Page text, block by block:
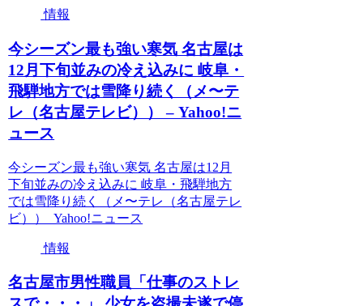
情報
今シーズン最も強い寒気 名古屋は
12月下旬並みの冷え込みに 岐阜・
飛騨地方では雪降り続く（メ〜テ
レ（名古屋テレビ）） – Yahoo!ニ
ュース
今シーズン最も強い寒気 名古屋は12月
下旬並みの冷え込みに 岐阜・飛騨地方
では雪降り続く（メ〜テレ（名古屋テレ
ビ）） Yahoo!ニュース
情報
名古屋市男性職員「仕事のストレ